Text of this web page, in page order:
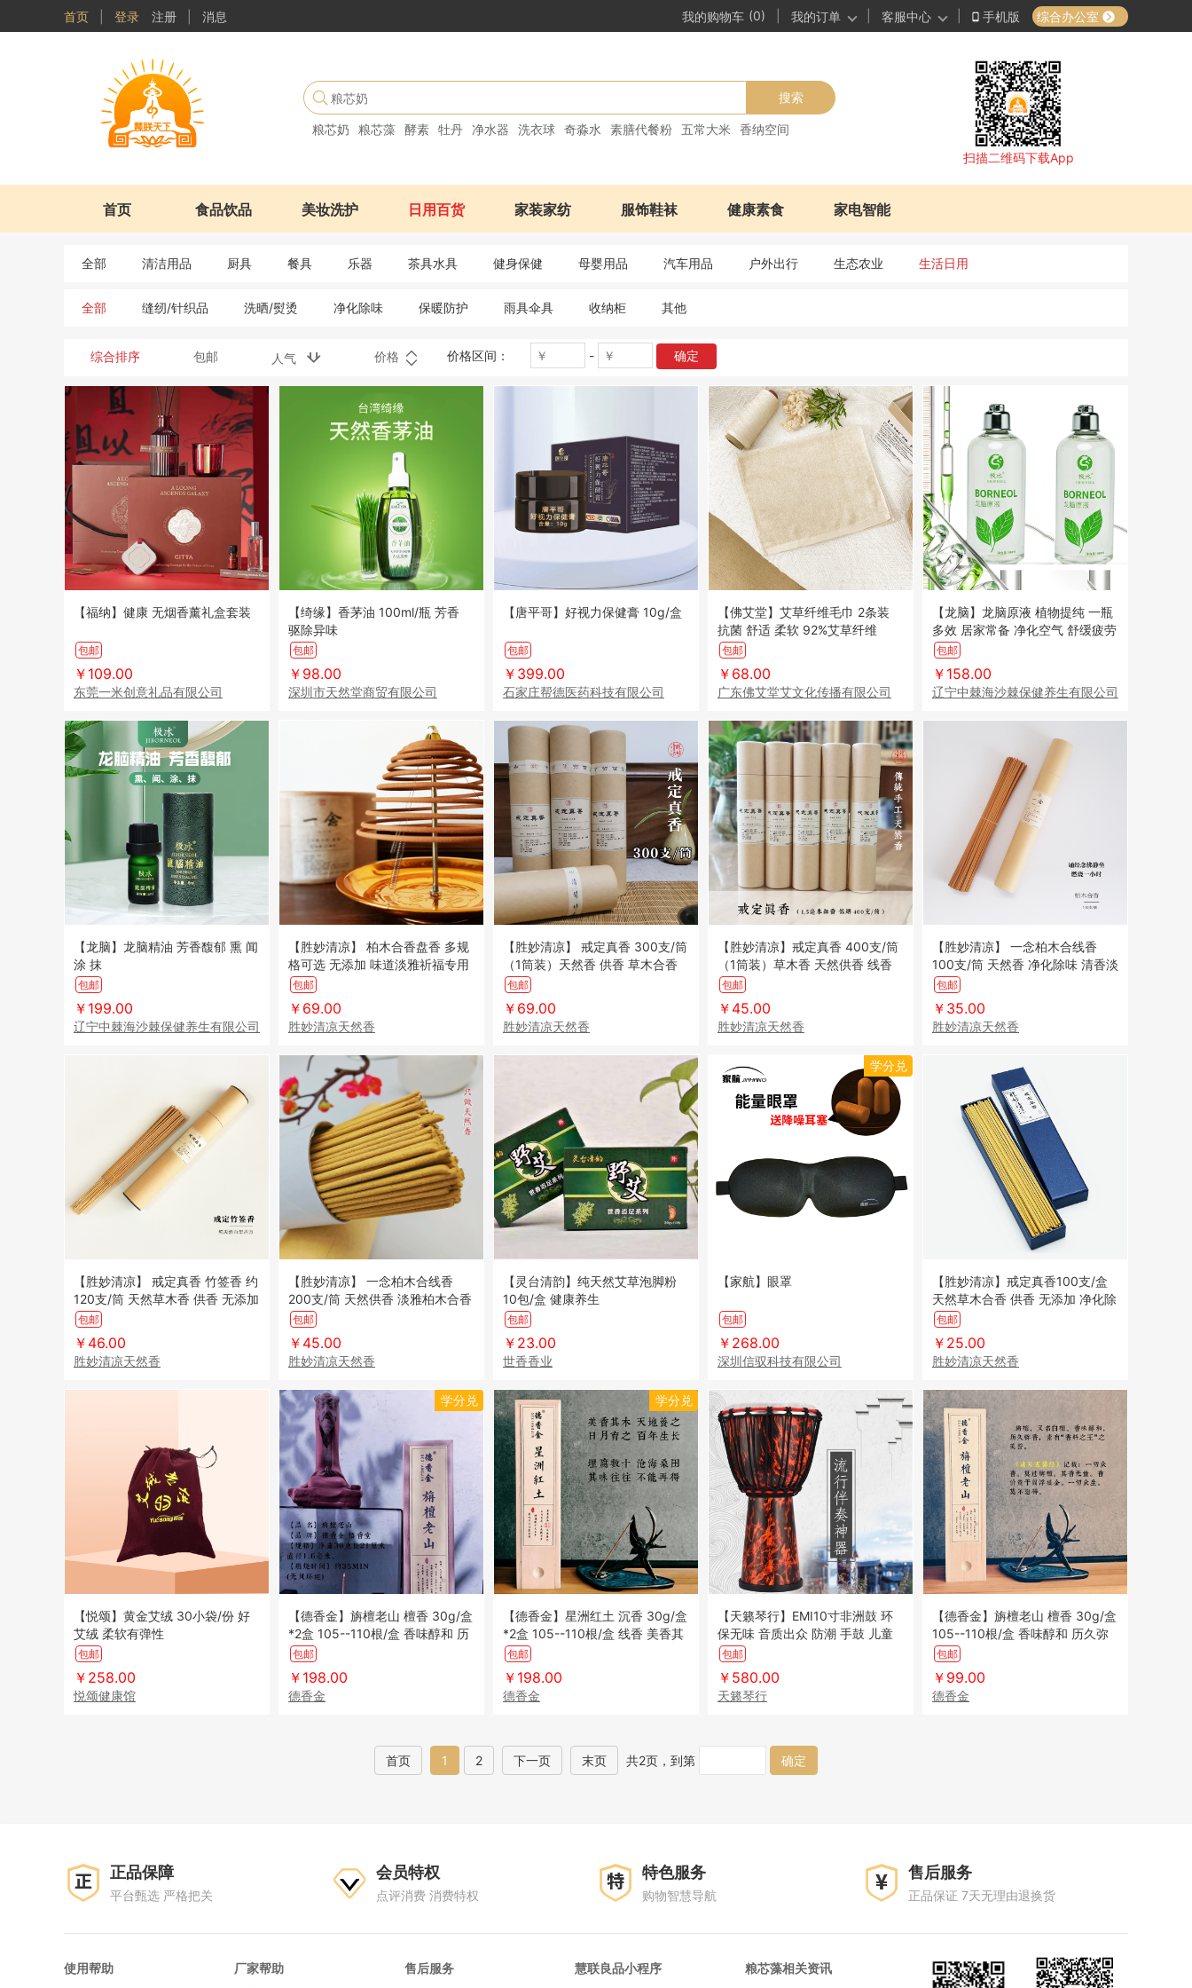
首页 登录 注册 消息 我的购物车 (0) 我的订单 客服中心 手机版 综合办公室
搜索
粮芯奶 粮芯藻 酵素 牡丹 净水器 洗衣球 奇淼水 素膳代餐粉 五常大米
香纳空间
扫描二维码下载App
首页 食品饮品 美妆洗护 日用百货 家装家纺 服饰鞋袜 健康素食 家电智能
全部 清洁用品 厨具 餐具 乐器 茶具水具 健身保健 母婴用品 汽车用品 户外出行 生态农业 生活日用
全部 缝纫/针织品 洗晒/熨烫 净化除味 保暖防护 雨具伞具 收纳柜 其他
综合排序 包邮 人气 价格 价格区间： - 确定
【福纳】健康 无烟香薰礼盒套装
包邮
￥109.00
东莞一米创意礼品有限公司
【绮缘】香茅油 100ml/瓶 芳香
驱除异味
包邮
￥98.00
深圳市天然堂商贸有限公司
【唐平哥】好视力保健膏 10g/盒
包邮
￥399.00
石家庄帮德医药科技有限公司
【佛艾堂】艾草纤维毛巾 2条装
抗菌 舒适 柔软 92%艾草纤维
包邮
￥68.00
广东佛艾堂艾文化传播有限公司
【龙脑】龙脑原液 植物提纯 一瓶
多效 居家常备 净化空气 舒缓疲劳
包邮
￥158.00
辽宁中棘海沙棘保健养生有限公司
【龙脑】龙脑精油 芳香馥郁 熏 闻
涂 抹
包邮
￥199.00
辽宁中棘海沙棘保健养生有限公司
【胜妙清凉】 柏木合香盘香 多规
格可选 无添加 味道淡雅祈福专用
24小时大盘香 包装颜色随机发货
包邮
￥69.00
胜妙清凉天然香
【胜妙清凉】 戒定真香 300支/筒
（1筒装）天然香 供香 草木合香
无添加 净化除味 清香淡雅
包邮
￥69.00
胜妙清凉天然香
【胜妙清凉】戒定真香 400支/筒
（1筒装）草木香 天然供香 线香
无添加 净化除味 清香淡雅
包邮
￥45.00
胜妙清凉天然香
【胜妙清凉】 一念柏木合线香
100支/筒 天然香 净化除味 清香淡
雅
包邮
￥35.00
胜妙清凉天然香
【胜妙清凉】 戒定真香 竹签香 约
120支/筒 天然草木香 供香 无添加
包邮
￥46.00
胜妙清凉天然香
【胜妙清凉】 一念柏木合线香
200支/筒 天然供香 淡雅柏木合香
无添加净化除味 味道清谈
包邮
￥45.00
胜妙清凉天然香
【灵台清韵】纯天然艾草泡脚粉
10包/盒 健康养生
包邮
￥23.00
世香香业
学分兑
【家航】眼罩
包邮
￥268.00
深圳信驭科技有限公司
【胜妙清凉】戒定真香100支/盒
天然草木合香 供香 无添加 净化除
味
包邮
￥25.00
胜妙清凉天然香
【悦颂】黄金艾绒 30小袋/份 好
艾绒 柔软有弹性
包邮
￥258.00
悦颂健康馆
学分兑
【德香金】旃檀老山 檀香 30g/盒
*2盒 105--110根/盒 香味醇和 历
包邮
￥198.00
德香金
学分兑
【德香金】星洲红土 沉香 30g/盒
*2盒 105--110根/盒 线香 美香其
木
包邮
￥198.00
德香金
【天籁琴行】EMI10寸非洲鼓 环
保无味 音质出众 防潮 手鼓 儿童
打击乐器
包邮
￥580.00
天籁琴行
【德香金】旃檀老山 檀香 30g/盒
105--110根/盒 香味醇和 历久弥
香 线香
包邮
￥99.00
德香金
首页 1 2 下一页 末页 共2页，到第 确定
正品保障
平台甄选 严格把关
会员特权
点评消费 消费特权
特色服务
购物智慧导航
售后服务
正品保证 7天无理由退换货
使用帮助 厂家帮助 售后服务 慧联良品小程序 粮芯藻相关资讯